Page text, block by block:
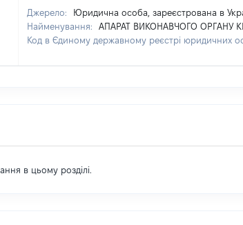
Джерело:
Юридична особа, зареєстрована в
Найменування:
АПАРАТ ВИКОНАВЧОГО ОРГАНУ
Код в Єдиному державному реєстрі юридичних
в цьому розділі.